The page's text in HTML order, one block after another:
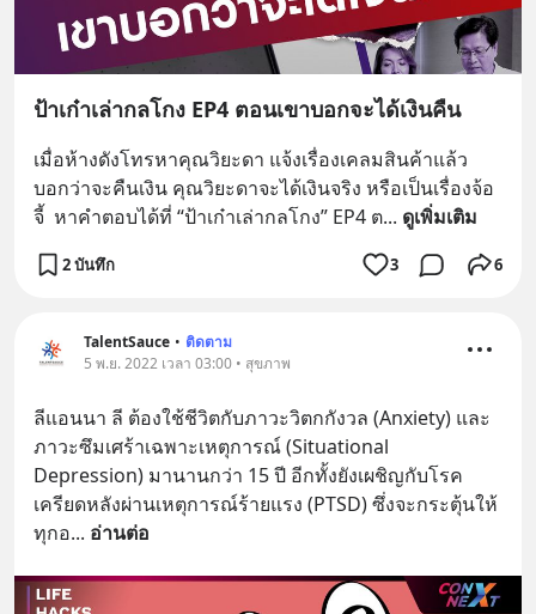
ป้าเก๋าเล่ากลโกง EP4 ตอนเขาบอกจะได้เงินคืน
เมื่อห้างดังโทรหาคุณวิยะดา แจ้งเรื่องเคลมสินค้าแล้ว
บอกว่าจะคืนเงิน คุณวิยะดาจะได้เงินจริง หรือเป็นเรื่องจ้อ
จี้  หาคำตอบได้ที่ “ป้าเก๋าเล่ากลโกง” EP4 ต... ดูเพิ่มเติม
2 บันทึก 3 6
TalentSauce • ติดตาม
5 พ.ย. 2022 เวลา 03:00 • สุขภาพ
ลีแอนนา ลี ต้องใช้ชีวิตกับภาวะวิตกกังวล (Anxiety) และ
ภาวะซึมเศร้าเฉพาะเหตุการณ์ (Situational
Depression) มานานกว่า 15 ปี อีกทั้งยังเผชิญกับโรค
เครียดหลังผ่านเหตุการณ์ร้ายแรง (PTSD) ซึ่งจะกระตุ้นให้
ทุกอ... อ่านต่อ